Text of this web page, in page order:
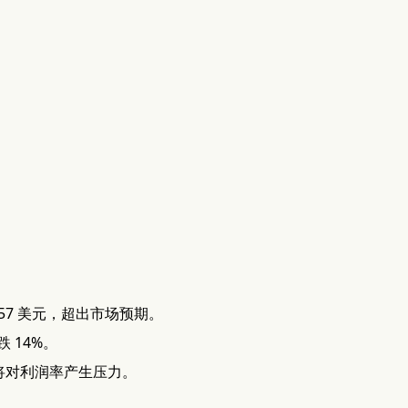
美元，超出市场预期。
14%。
利润率产生压力。